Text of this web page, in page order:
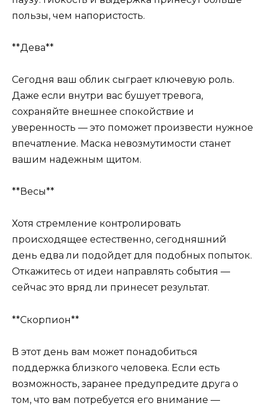
пользы, чем напористость.
**Дева**
Сегодня ваш облик сыграет ключевую роль.
Даже если внутри вас бушует тревога,
сохраняйте внешнее спокойствие и
уверенность — это поможет произвести нужное
впечатление. Маска невозмутимости станет
вашим надежным щитом.
**Весы**
Хотя стремление контролировать
происходящее естественно, сегодняшний
день едва ли подойдет для подобных попыток.
Откажитесь от идеи направлять события —
сейчас это вряд ли принесет результат.
**Скорпион**
В этот день вам может понадобиться
поддержка близкого человека. Если есть
возможность, заранее предупредите друга о
том, что вам потребуется его внимание —